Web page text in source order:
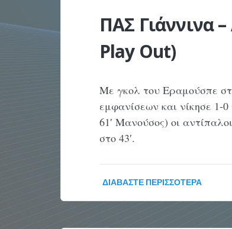
ΠΑΣ Γιάννινα
Play Out)
Με γκολ του Εραμούσπε
εμφανίσεων και νίκησε 1-
61′ Μανούσος) οι
στο 43′.
ΔΙΑΒΆΣΤΕ ΠΕΡΙΣΣΌΤΕΡΑ